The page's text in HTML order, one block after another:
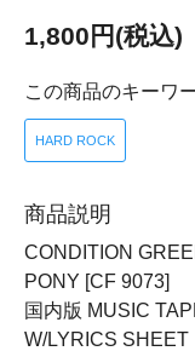
1,800円(税込)
この商品のキーワ
HARD ROCK
商品説明
CONDITION
PONY [CF 9073]
国内版 MUSIC
W/LYRICS SHEET